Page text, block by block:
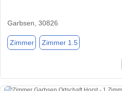
Garbsen, 30826
Zimmer Zimmer 1.5